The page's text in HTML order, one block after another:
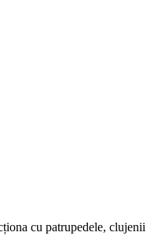
cu patrupedele, clujenii